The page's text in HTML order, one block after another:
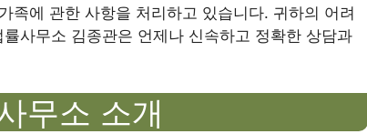
족에 관한 사항을 처리하고 있습니다. 귀하의 어려
사무소 김종관은 언제나 신속하고 정확한 상담과
무소 소개